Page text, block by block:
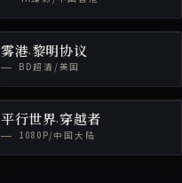
雾港·黎明协议
BD超清/美国
平行世界·穿越者
1080P/中国大陆